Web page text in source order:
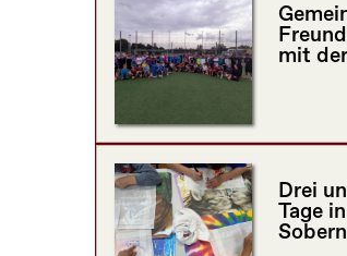
mit
Drei
Tage